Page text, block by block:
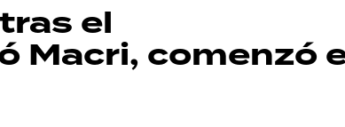
el
Macri, comenzó